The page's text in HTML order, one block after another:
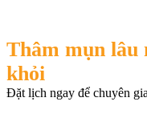
Thâm mụn lâu
khỏi
Đặt lịch ngay để chuyên